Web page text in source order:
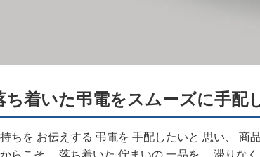
着いた弔電をスムーズに手配
ちを お伝えする 弔電を 手配したいと 思い、 商